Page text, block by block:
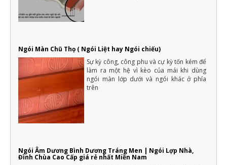
Ngói Màn Chũ Thọ ( Ngói Liệt hay Ngói chiếu)
Sự kỳ công, công phu và cự kỳ tốn kém để
làm ra một hệ vì kèo của mái khi dùng
ngói màn lớp dưới và ngói khác ở phía
trên
Ngói Âm Dương Bình Dương Tráng Men | Ngói Lợp Nhà,
Đình Chùa Cao Cấp giá rẻ nhất Miền Nam